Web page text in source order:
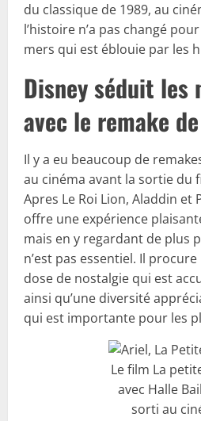
du classique de 1989, au
l’histoire n’a pas changé
mers qui est éblouie par les
Disney séduit les
avec le remake
Il y a eu beaucoup de
au cinéma avant la sortie du
Apres Le Roi Lion, Aladdin et
offre une expérience
mais en y regardant de plus
n’est pas essentiel. Il
dose de nostalgie qui est
ainsi qu’une diversité
qui est importante pour les
Le film La
avec Halle
sorti au